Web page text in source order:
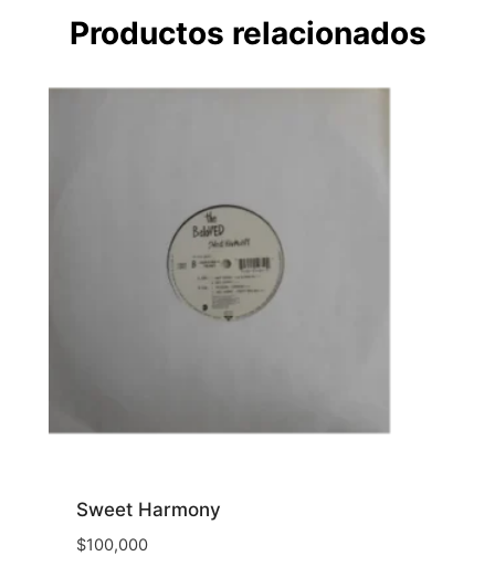
Productos relacionados
Sweet Harmony
$100,000